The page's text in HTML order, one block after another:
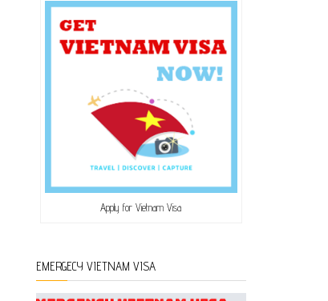
Apply for Vietnam Visa
EMERGECY VIETNAM VISA